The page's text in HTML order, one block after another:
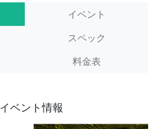
イベント
スペック
料金表
イベント情報